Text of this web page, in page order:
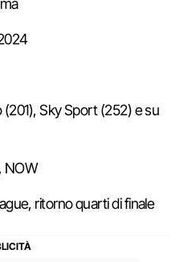
Sky Sport (252) e su
NOW
ritorno quarti di finale